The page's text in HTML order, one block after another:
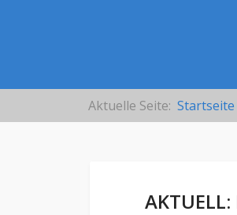
Aktuelle Seite: Startseite